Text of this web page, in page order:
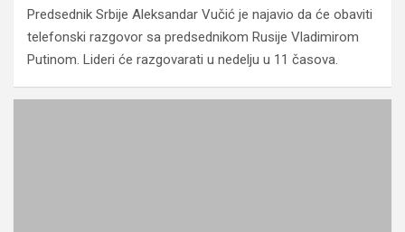
Predsednik Srbije Aleksandar Vučić je najavio da će obaviti
telefonski razgovor sa predsednikom Rusije Vladimirom
Putinom. Lideri će razgovarati u nedelju u 11 časova.